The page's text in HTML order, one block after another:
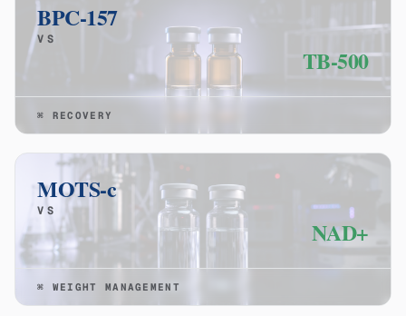
BPC-157
VS
TB-500
⌘ RECOVERY
MOTS-c
VS
NAD+
⌘ WEIGHT MANAGEMENT